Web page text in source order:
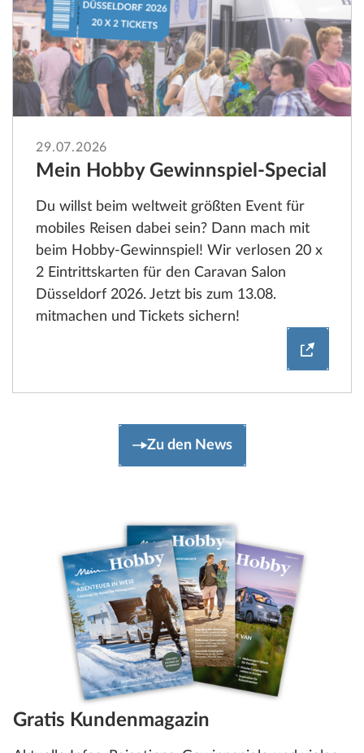
29.07.2026
Mein Hobby Gewinnspiel-Special
Du willst beim weltweit größten Event für
mobiles Reisen dabei sein? Dann mach mit
beim Hobby-Gewinnspiel! Wir verlosen 20 x
2 Eintrittskarten für den Caravan Salon
Düsseldorf 2026. Jetzt bis zum 13.08.
mitmachen und Tickets sichern!
Mein
Zu den News
Gratis Kundenmagazin